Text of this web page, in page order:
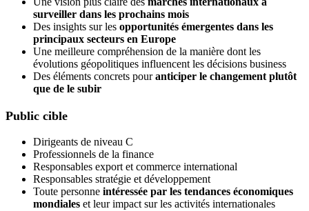
surveiller dans les prochains mois
Des insights sur les opportunités émergentes dans les
principaux secteurs en Europe
Une meilleure compréhension de la manière dont les
évolutions géopolitiques influencent les décisions business
Des éléments concrets pouranticiper le changement plutôt
que de le subir
Public cible
Dirigeants de niveau C
Professionnels de la finance
Responsables export et commerce international
Responsables stratégie et développement
Toute personne intéressée par les tendances économiques
mondiales et leur impact sur les activités internationales